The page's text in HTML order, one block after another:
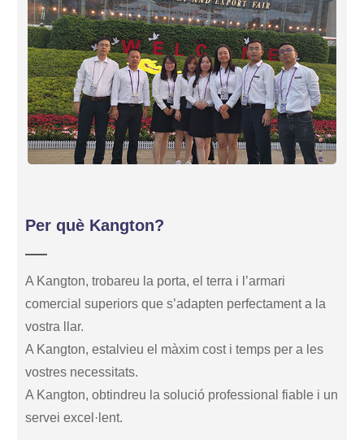
Per què Kangton?
A Kangton, trobareu la porta, el terra i l’armari
comercial superiors que s’adapten perfectament a la
vostra llar.
A Kangton, estalvieu el màxim cost i temps per a les
vostres necessitats.
A Kangton, obtindreu la solució professional fiable i un
servei excel·lent.